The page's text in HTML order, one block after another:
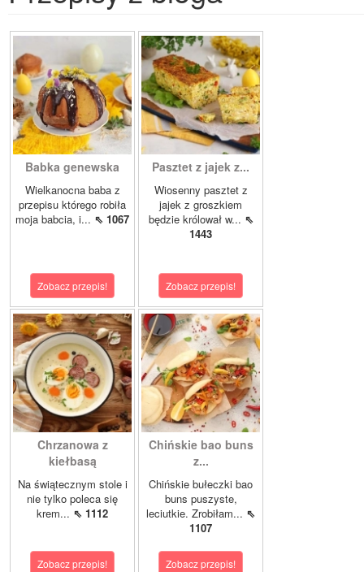
Babka genewska
Wielkanocna baba z
przepisu którego robiła
moja babcia, i... ⇖ 1067
Zobacz przepis!
Pasztet z jajek z...
Wiosenny pasztet z
jajek z groszkiem
będzie królował w... ⇖
1443
Zobacz przepis!
Chrzanowa z
kiełbasą
Na świątecznym stole i
nie tylko poleca się
krem... ⇖ 1112
Zobacz przepis!
Chińskie bao buns
z...
Chińskie bułeczki bao
buns puszyste,
leciutkie. Zrobiłam... ⇖
1107
Zobacz przepis!